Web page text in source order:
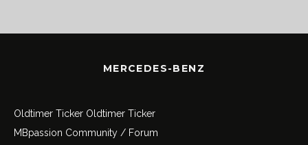
MERCEDES-BENZ
Oldtimer Ticker Oldtimer Ticker
MBpassion Community / Forum